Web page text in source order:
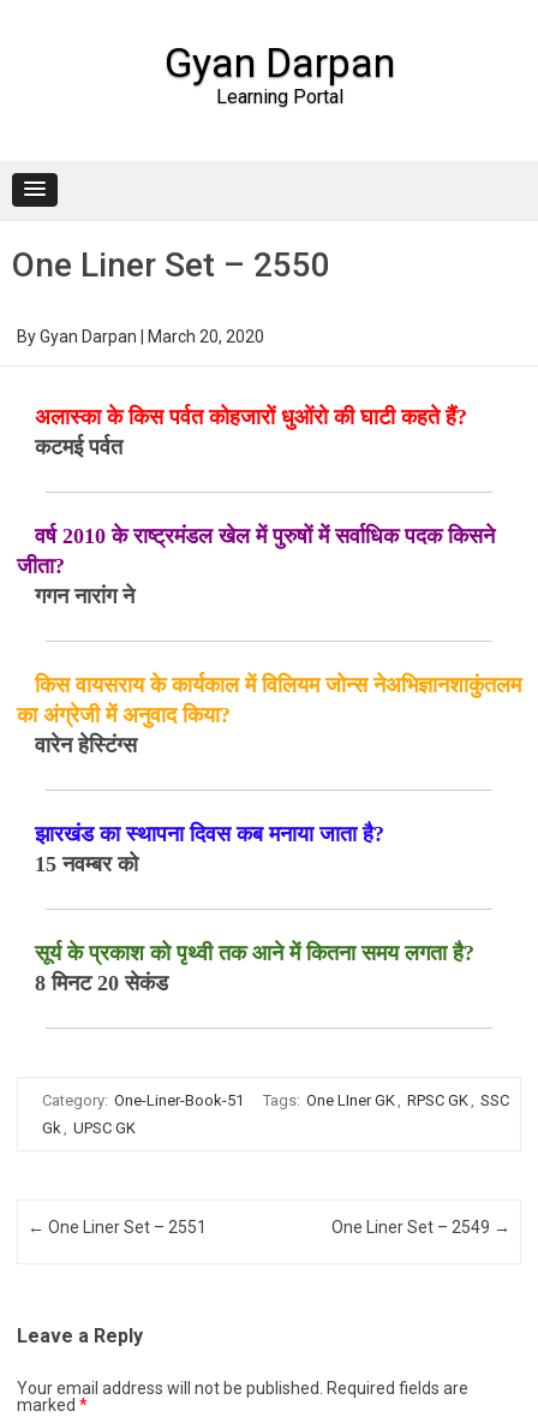
Gyan Darpan
Learning Portal
One Liner Set – 2550
ByGyan Darpan March 20, 2020
अलास्का के किस पर्वत कोहजारों धुओंरो की घाटी कहते हैं?
कटमई पर्वत
वर्ष 2010 के राष्ट्रमंडल खेल में पुरुषों में सर्वाधिक पदक किसने
जीता?
गगन नारांग ने
किस वायसराय के कार्यकाल में विलियम जोन्स नेअभिज्ञानशाकुंतलम
का अंग्रेजी में अनुवाद किया?
वारेन हेस्टिंग्स
झारखंड का स्थापना दिवस कब मनाया जाता है?
15 नवम्बर को
सूर्य के प्रकाश को पृथ्वी तक आने में कितना समय लगता है?
8 मिनट 20 सेकंड
Category: One-Liner-Book-51 Tags: One LIner GK, RPSC GK, SSC
Gk, UPSC GK
Post navigation
← One Liner Set – 2551 One Liner Set – 2549 →
Leave a Reply
Your email address will not be published.
Required fields are
marked *